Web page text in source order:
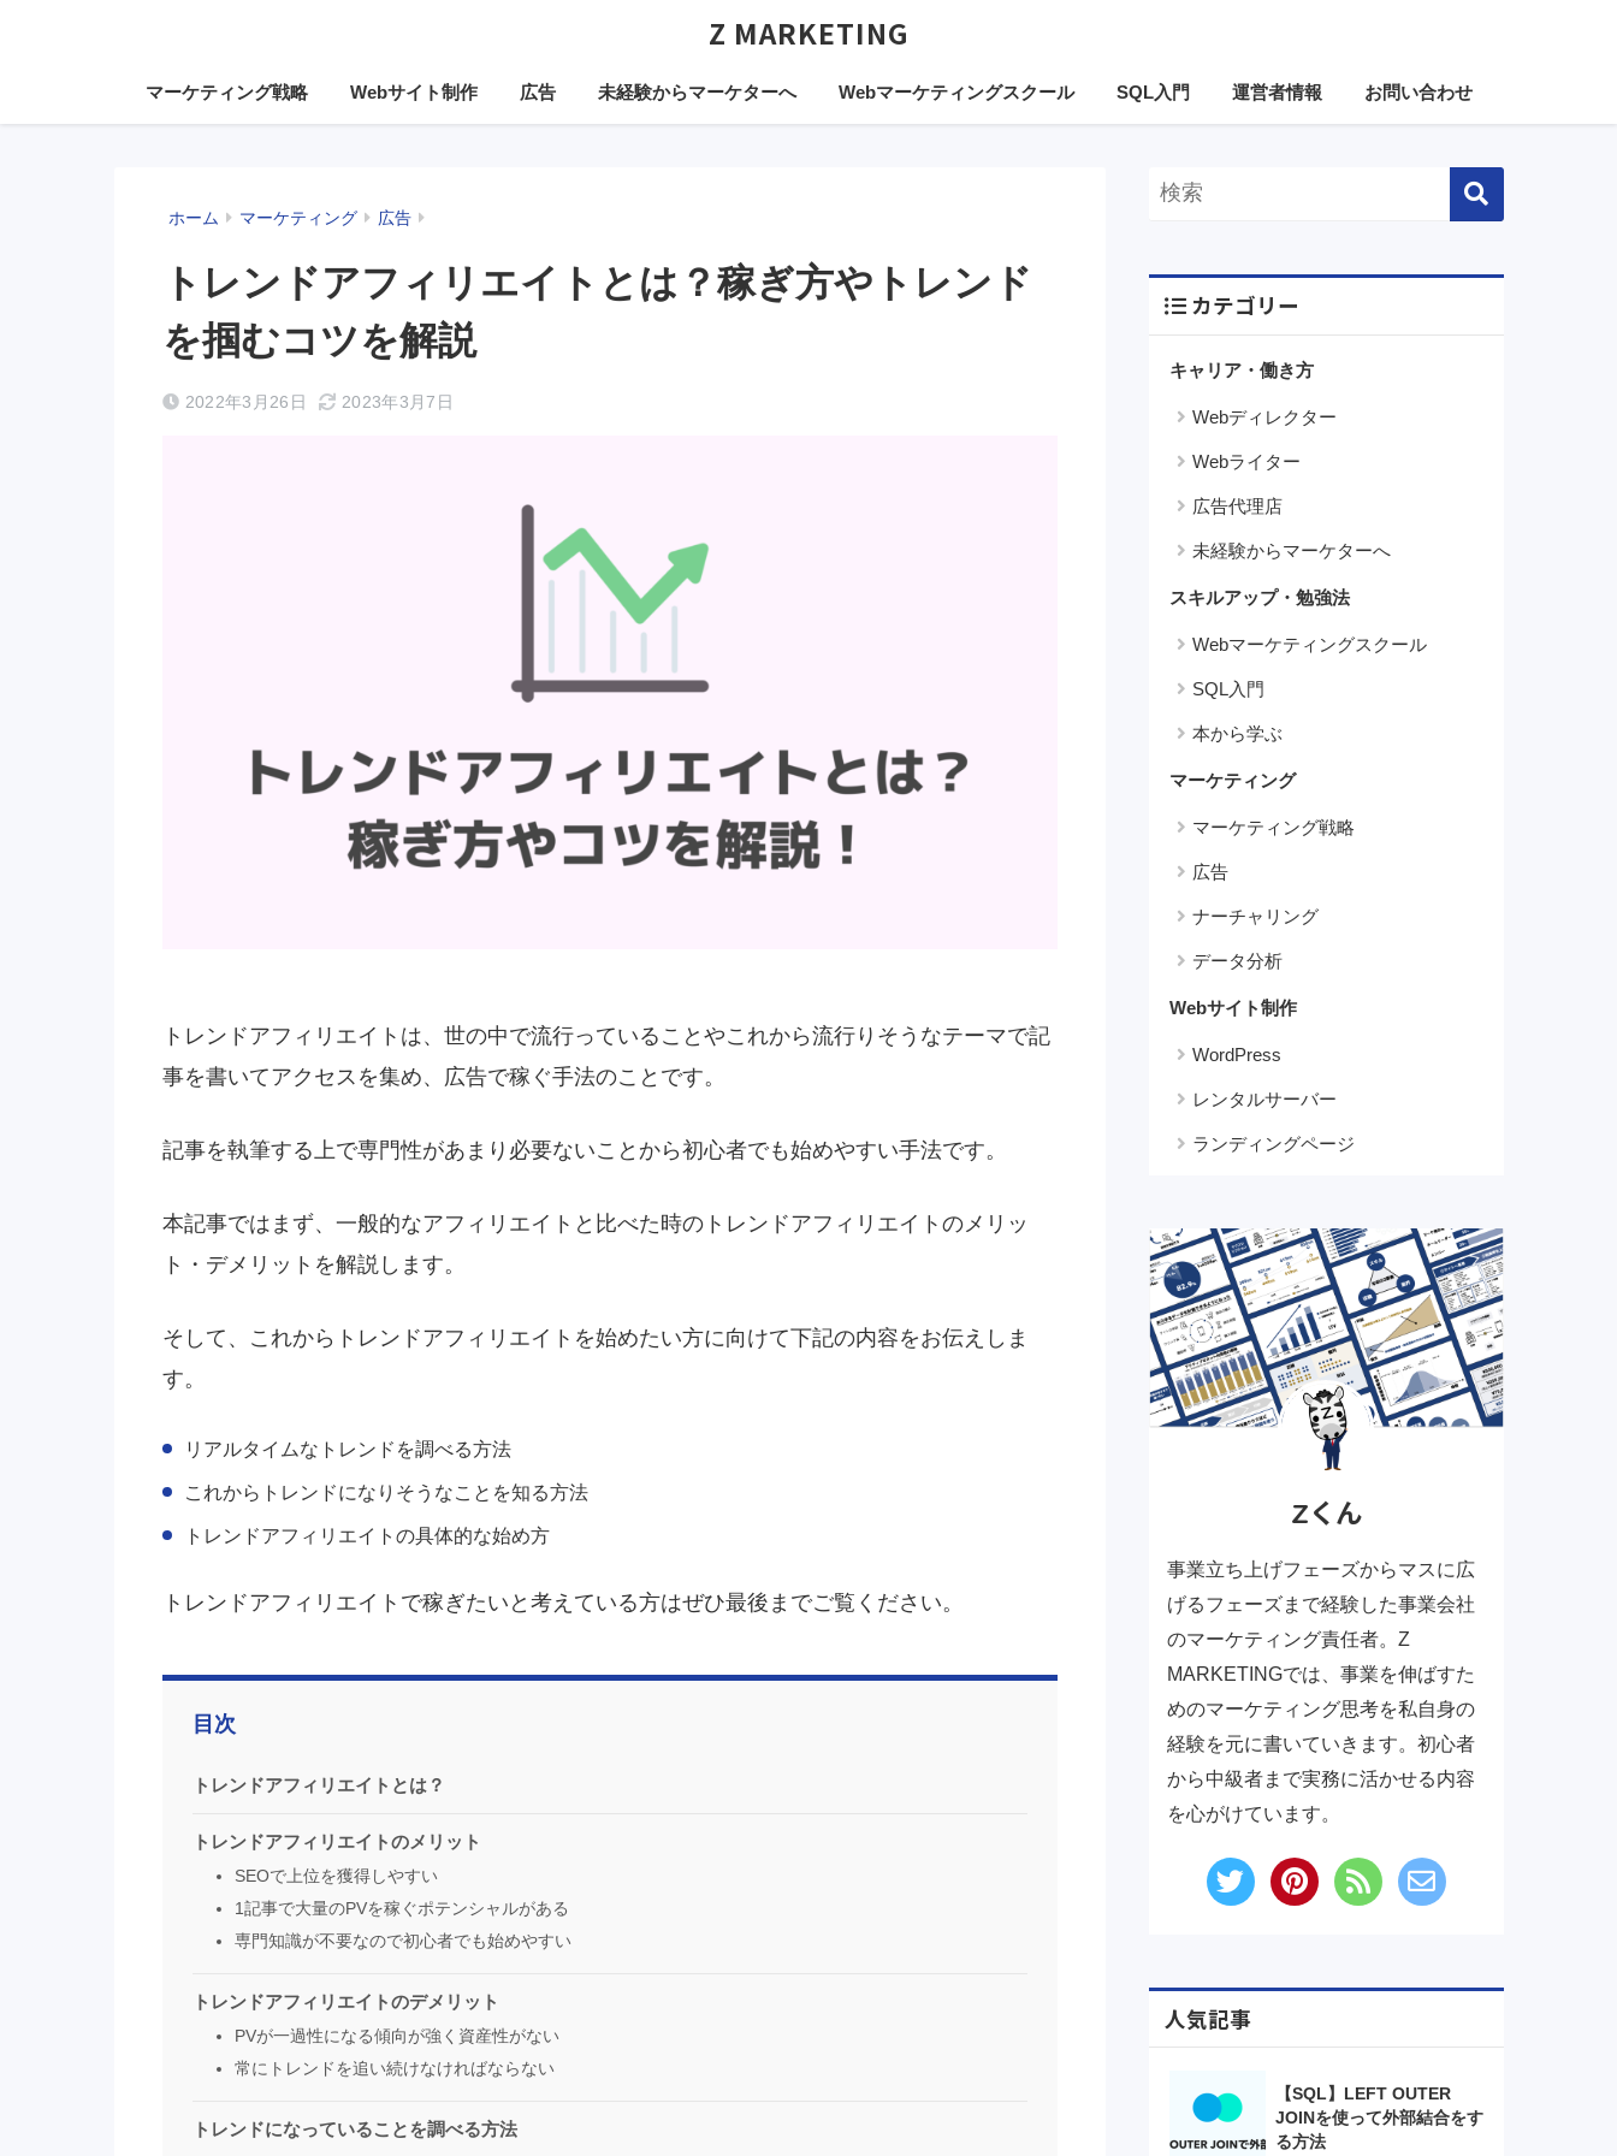
Z MARKETING
マーケティング戦略 Webサイト制作 広告 未経験からマーケターへ Webマーケティングスクール SQL入門 運営者情報 お問い合わせ
ホーム マーケティング 広告
トレンドアフィリエイトとは？稼ぎ方やトレンド
を掴むコツを解説
2022年3月26日 2023年3月7日
トレンドアフィリエイトは、世の中で流行っていることやこれから流行りそうなテーマで記
事を書いてアクセスを集め、広告で稼ぐ手法のことです。
記事を執筆する上で専門性があまり必要ないことから初心者でも始めやすい手法です。
本記事ではまず、一般的なアフィリエイトと比べた時のトレンドアフィリエイトのメリッ
ト・デメリットを解説します。
そして、これからトレンドアフィリエイトを始めたい方に向けて下記の内容をお伝えしま
す。
リアルタイムなトレンドを調べる方法
これからトレンドになりそうなことを知る方法
トレンドアフィリエイトの具体的な始め方
トレンドアフィリエイトで稼ぎたいと考えている方はぜひ最後までご覧ください。
目次
トレンドアフィリエイトとは？
トレンドアフィリエイトのメリット
SEOで上位を獲得しやすい
1記事で大量のPVを稼ぐポテンシャルがある
専門知識が不要なので初心者でも始めやすい
トレンドアフィリエイトのデメリット
PVが一過性になる傾向が強く資産性がない
常にトレンドを追い続けなければならない
トレンドになっていることを調べる方法
カテゴリー
キャリア・働き方
Webディレクター
Webライター
広告代理店
未経験からマーケターへ
スキルアップ・勉強法
Webマーケティングスクール
SQL入門
本から学ぶ
マーケティング
マーケティング戦略
広告
ナーチャリング
データ分析
Webサイト制作
WordPress
レンタルサーバー
ランディングページ
Zくん
事業立ち上げフェーズからマスに広
げるフェーズまで経験した事業会社
のマーケティング責任者。Z
MARKETINGでは、事業を伸ばすた
めのマーケティング思考を私自身の
経験を元に書いていきます。初心者
から中級者まで実務に活かせる内容
を心がけています。
人気記事
【SQL】LEFT OUTER
JOINを使って外部結合をす
る方法